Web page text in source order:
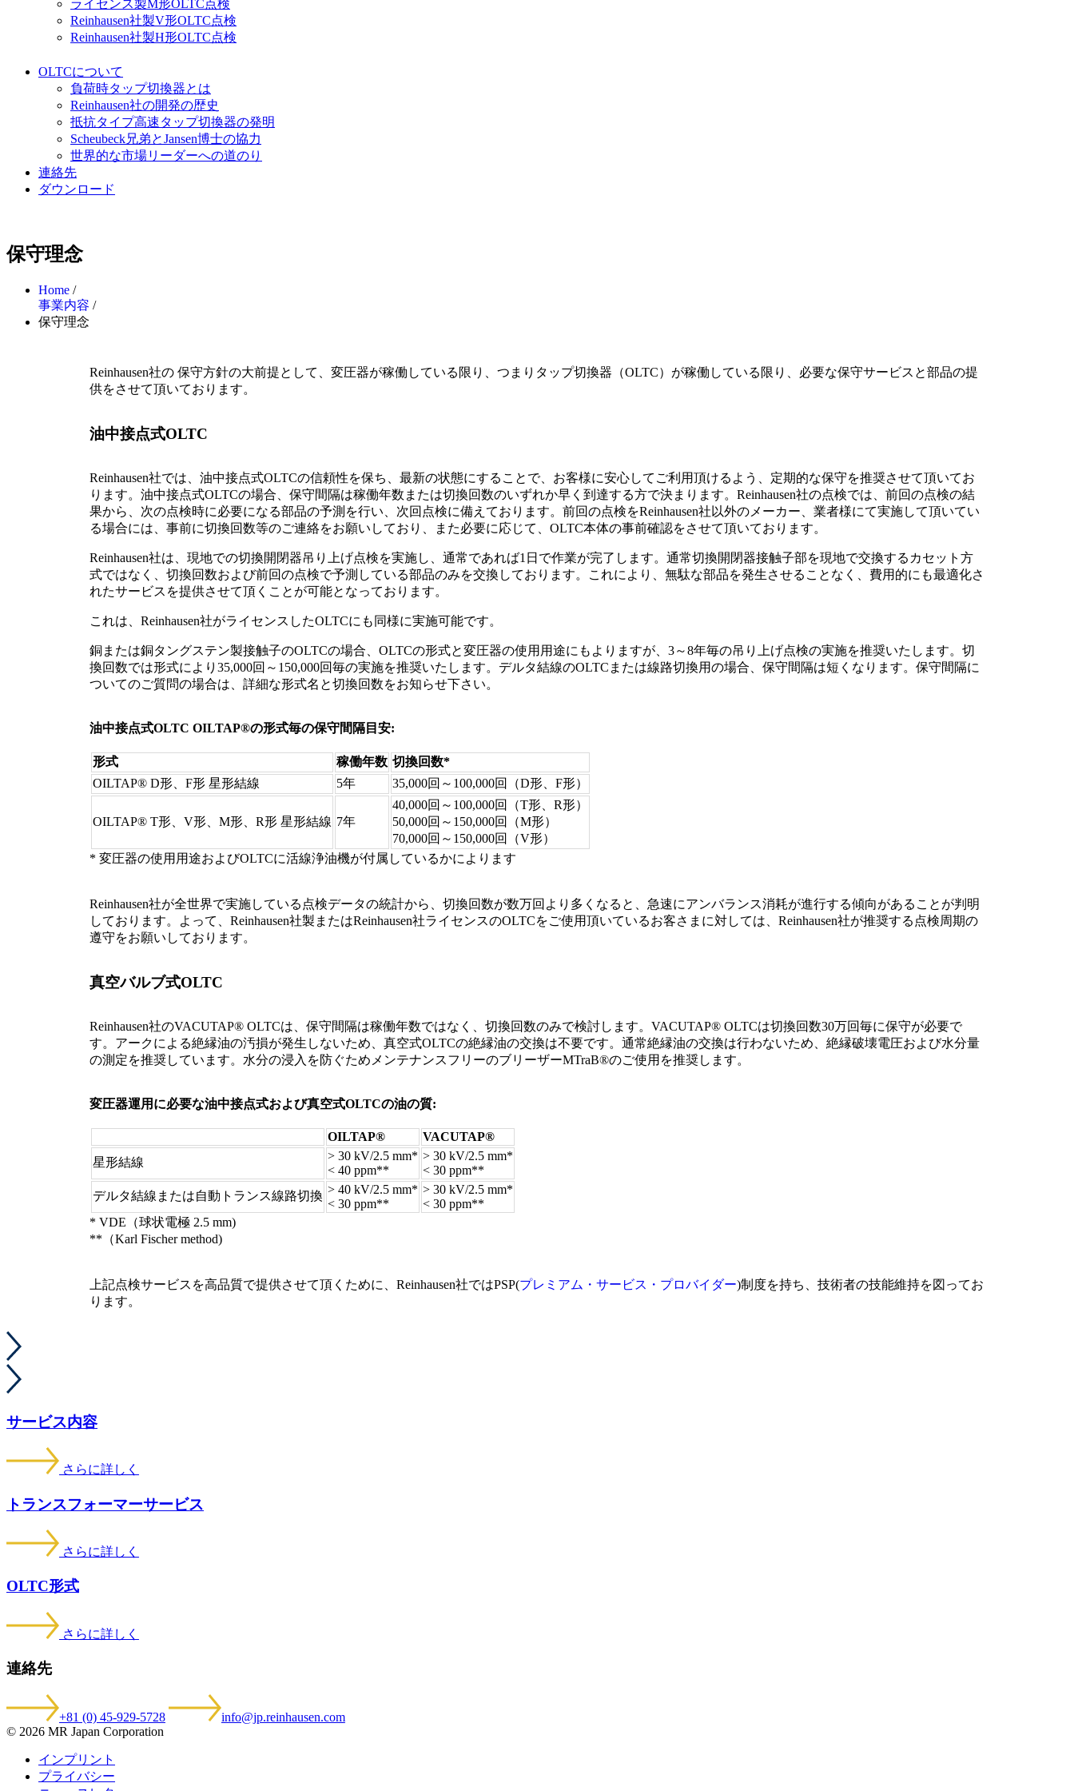
ライセンス製M形OLTC点検
Reinhausen社製V形OLTC点検
Reinhausen社製H形OLTC点検
OLTCについて
負荷時タップ切換器とは
Reinhausen社の開発の歴史
抵抗タイプ高速タップ切換器の発明
Scheubeck兄弟とJansen博士の協力
世界的な市場リーダーへの道のり
連絡先
ダウンロード
保守理念
Home /
事業内容 /
保守理念
Reinhausen社の 保守方針の大前提として、変圧器が稼働している限り、つまりタップ切換器（OLTC）が稼働している限り、必要な保守サービスと部品の提
供をさせて頂いております。
油中接点式OLTC
Reinhausen社では、油中接点式OLTCの信頼性を保ち、最新の状態にすることで、お客様に安心してご利用頂けるよう、定期的な保守を推奨させて頂いてお
ります。油中接点式OLTCの場合、保守間隔は稼働年数または切換回数のいずれか早く到達する方で決まります。Reinhausen社の点検では、前回の点検の結
果から、次の点検時に必要になる部品の予測を行い、次回点検に備えております。前回の点検をReinhausen社以外のメーカー、業者様にて実施して頂いてい
る場合には、事前に切換回数等のご連絡をお願いしており、また必要に応じて、OLTC本体の事前確認をさせて頂いております。
Reinhausen社は、現地での切換開閉器吊り上げ点検を実施し、通常であれば1日で作業が完了します。通常切換開閉器接触子部を現地で交換するカセット方
式ではなく、切換回数および前回の点検で予測している部品のみを交換しております。これにより、無駄な部品を発生させることなく、費用的にも最適化さ
れたサービスを提供させて頂くことが可能となっております。
これは、Reinhausen社がライセンスしたOLTCにも同様に実施可能です。
銅または銅タングステン製接触子のOLTCの場合、OLTCの形式と変圧器の使用用途にもよりますが、3～8年毎の吊り上げ点検の実施を推奨いたします。切
換回数では形式により35,000回～150,000回毎の実施を推奨いたします。デルタ結線のOLTCまたは線路切換用の場合、保守間隔は短くなります。保守間隔に
ついてのご質問の場合は、詳細な形式名と切換回数をお知らせ下さい。
油中接点式OLTC OILTAP®の形式毎の保守間隔目安:
形式 稼働年数 切換回数*
OILTAP® D形、F形 星形結線
5年 35,000回～100,000回（D形、F形）
OILTAP® T形、V形、M形、R形 星形結線 7年
40,000回～100,000回（T形、R形）
50,000回～150,000回（M形）
70,000回～150,000回（V形）
* 変圧器の使用用途およびOLTCに活線浄油機が付属しているかによります
Reinhausen社が全世界で実施している点検データの統計から、切換回数が数万回より多くなると、急速にアンバランス消耗が進行する傾向があることが判明
しております。よって、Reinhausen社製またはReinhausen社ライセンスのOLTCをご使用頂いているお客さまに対しては、Reinhausen社が推奨する点検周期の
遵守をお願いしております。
真空バルブ式OLTC
Reinhausen社のVACUTAP® OLTCは、保守間隔は稼働年数ではなく、切換回数のみで検討します。VACUTAP® OLTCは切換回数30万回毎に保守が必要で
す。アークによる絶縁油の汚損が発生しないため、真空式OLTCの絶縁油の交換は不要です。通常絶縁油の交換は行わないため、絶縁破壊電圧および水分量
の測定を推奨しています。水分の浸入を防ぐためメンテナンスフリーのブリーザーMTraB®のご使用を推奨します。
変圧器運用に必要な油中接点式および真空式OLTCの油の質:
OILTAP®
VACUTAP®
星形結線
> 30 kV/2.5 mm*
< 40 ppm**
> 30 kV/2.5 mm*
< 30 ppm**
デルタ結線または自動トランス線路切換 > 40 kV/2.5 mm*
< 30 ppm**
> 30 kV/2.5 mm*
< 30 ppm**
* VDE（球状電極 2.5 mm)
**（Karl Fischer method)
上記点検サービスを高品質で提供させて頂くために、Reinhausen社ではPSP(プレミアム・サービス・プロバイダー)制度を持ち、技術者の技能維持を図ってお
ります。
サービス内容
さらに詳しく
トランスフォーマーサービス
さらに詳しく
OLTC形式
さらに詳しく
連絡先
+81 (0) 45-929-5728
info@jp.reinhausen.com
© 2026 MR Japan Corporation
インプリント
プライバシー